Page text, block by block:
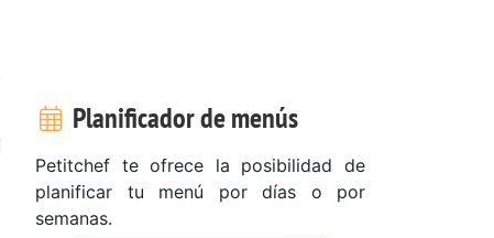
Planificador de menús
Petitchef te ofrece la posibilidad de
planificar tu menú por días o por
semanas.